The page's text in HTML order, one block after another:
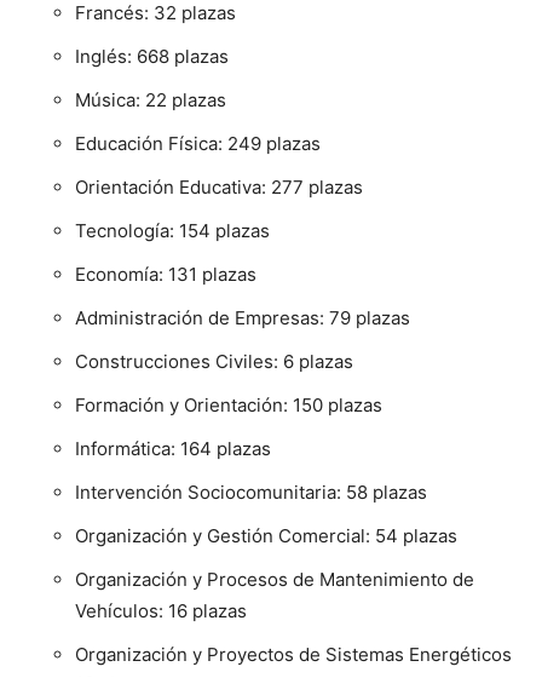
Francés: 32 plazas
Inglés: 668 plazas
Música: 22 plazas
Educación Física: 249 plazas
Orientación Educativa: 277 plazas
Tecnología: 154 plazas
Economía: 131 plazas
Administración de Empresas: 79 plazas
Construcciones Civiles: 6 plazas
Formación y Orientación: 150 plazas
Informática: 164 plazas
Intervención Sociocomunitaria: 58 plazas
Organización y Gestión Comercial: 54 plazas
Organización y Procesos de Mantenimiento de
Vehículos: 16 plazas
Organización y Proyectos de Sistemas Energéticos